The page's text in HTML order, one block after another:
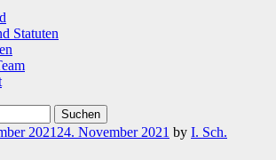
Statuten
2021 24. November 2021 by I. Sch.